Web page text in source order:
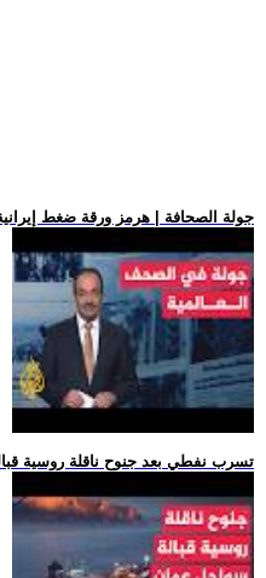
.. جولة الصحافة | هرمز ورقة ضغط
.. تسرب نفطي بعد جنوح ناقلة روسية